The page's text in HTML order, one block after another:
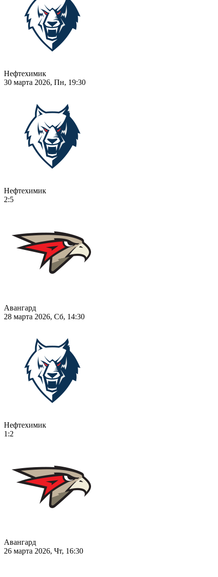
Нефтехимик
30 марта 2026, Пн, 19:30
Нефтехимик
2:5
Авангард
28 марта 2026, Сб, 14:30
Нефтехимик
1:2
Авангард
26 марта 2026, Чт, 16:30